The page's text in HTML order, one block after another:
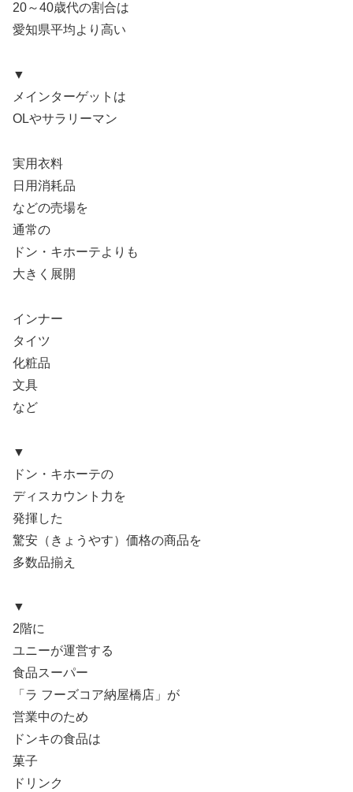
20～40歳代の割合は
愛知県平均より高い
▼
メインターゲットは
OLやサラリーマン
実用衣料
日用消耗品
などの売場を
通常の
ドン・キホーテよりも
大きく展開
インナー
タイツ
化粧品
文具
など
▼
ドン・キホーテの
ディスカウント力を
発揮した
驚安（きょうやす）価格の商品を
多数品揃え
▼
2階に
ユニーが運営する
食品スーパー
「ラ フーズコア納屋橋店」が
営業中のため
ドンキの食品は
菓子
ドリンク